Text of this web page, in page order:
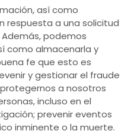
así como
respuesta a una solicitud
podemos
como almacenarla y
fe que esto es
y gestionar el fraude
a nosotros
incluso en el
prevenir eventos
inminente o la muerte.